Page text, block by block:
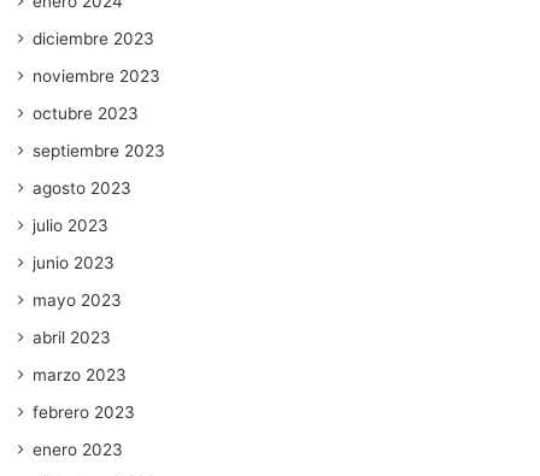
diciembre 2023
noviembre 2023
octubre 2023
septiembre 2023
agosto 2023
julio 2023
junio 2023
mayo 2023
abril 2023
marzo 2023
febrero 2023
enero 2023